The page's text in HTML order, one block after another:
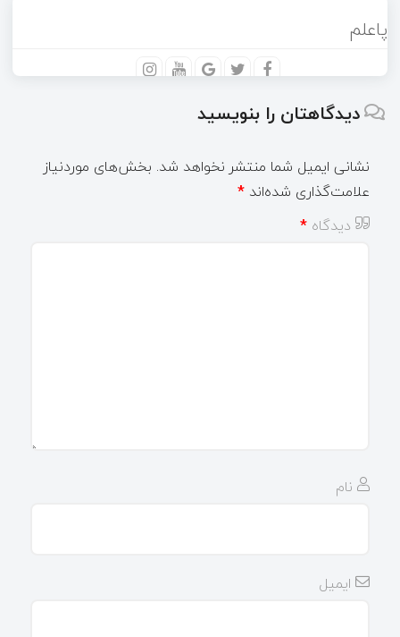
پاعلم
دیدگاهتان را بنویسید
نشانی ایمیل شما منتشر نخواهد شد. بخش‌های موردنیاز
علامت‌گذاری شده‌اند *
دیدگاه *
نام
ایمیل